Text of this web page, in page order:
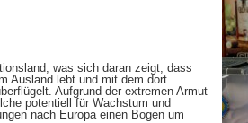
was sich daran zeigt, dass
Ausland lebt und mit dem dort
Aufgrund der extremen Armut
potentiell für Wachstum und
nach Europa einen Bogen um